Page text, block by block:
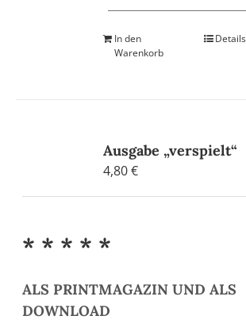
In den
Warenkorb
Details
Ausgabe „verspielt“
4,80€
* * * * *
ALS PRINTMAGAZIN UND ALS
DOWNLOAD